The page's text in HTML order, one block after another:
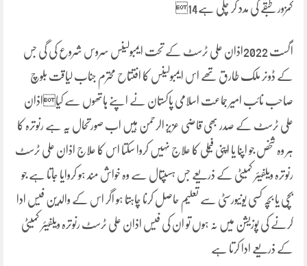
کمزور طبقے کی مدد کر چکی ہے14
اگست 2022اذان علی ٹرسٹ کے تحت ایمبولینس سروس شروع کی گی جس
کے ڈونر ملک طارق تھے اس ایمبولینس کا افتتاح محترم جناب لیاقت بلوچ
صاحب نائب امیر جماعت اسلامی پاکستان نے اپنے ہاتھوں سے کیااذان
علی ٹرسٹ کے صدر بھی قاضی عزیز الرحمن ہیں اب صورتحال یہ ہے رنوترہ کا
ہر وہ شخص جو اپنا یا اپنی فیملی کا علاج نہیں کروا سکتا اس کا علاج اذان علی ٹرسٹ
رنوترہ ویلفیئر کمیٹی کے ذریعے جس ہسپتال سے وہ خواش مند ہو کروایا جاتا ہے جو
بچی یا بچہ کسی یونیورسٹی سے تعلیم حاصل کرنا چاہتا ہو اگر اس کے والدین فیس ادا
کرنے کی پوزیشن میں نہ ہوں تو ان کی فیس اذان علی ٹرسٹ رنوترہ ویلفیئر کمیٹی
کے ذریعے ادا کرتا ہے